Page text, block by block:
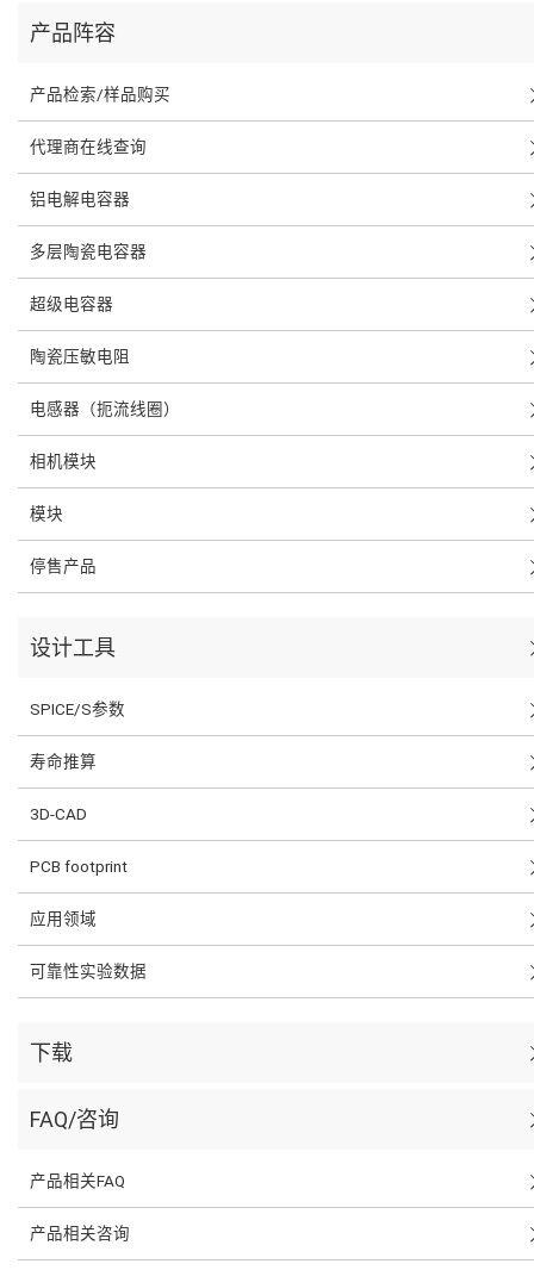
产品阵容
产品检索/样品购买
代理商在线查询
铝电解电容器
多层陶瓷电容器
超级电容器
陶瓷压敏电阻
电感器（扼流线圈）
相机模块
模块
停售产品
设计工具
SPICE/S参数
寿命推算
3D-CAD
PCB footprint
应用领域
可靠性实验数据
下载
FAQ/咨询
产品相关FAQ
产品相关咨询